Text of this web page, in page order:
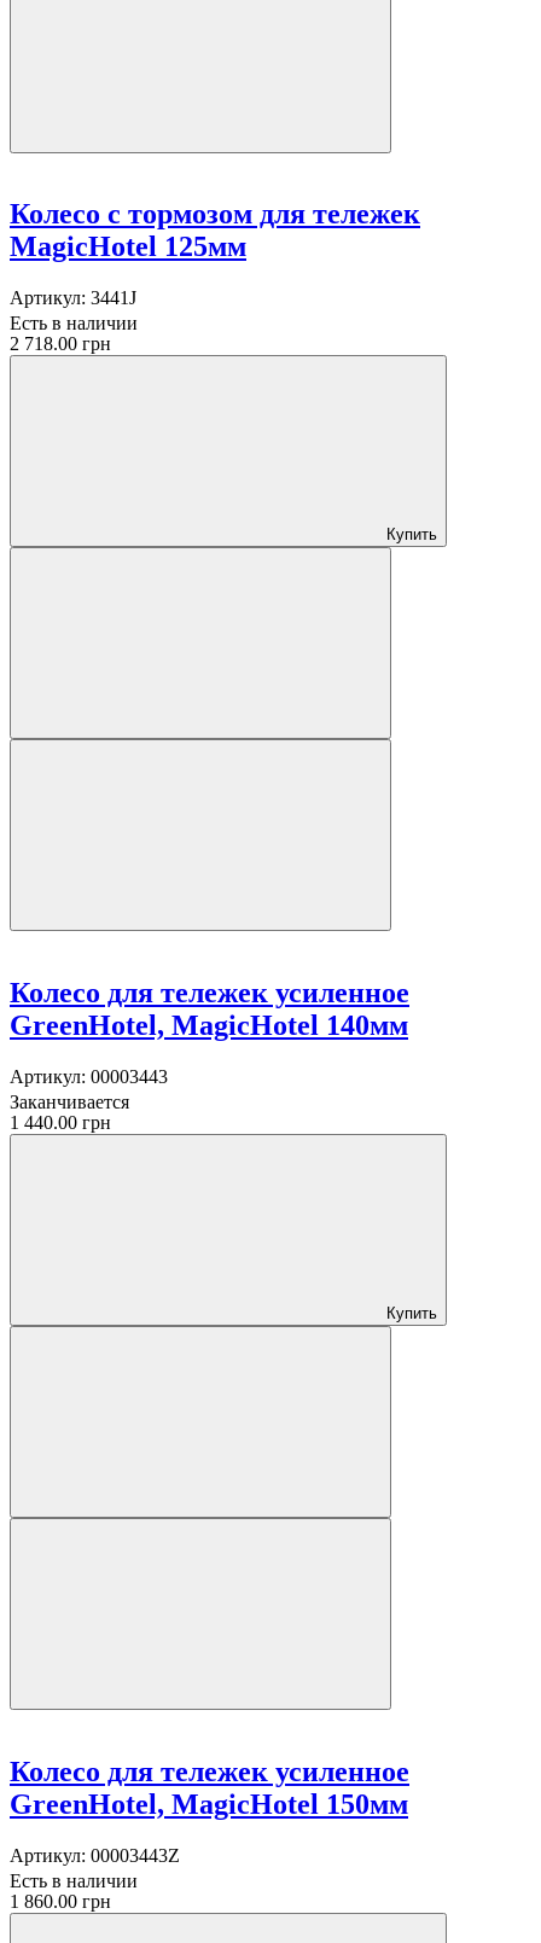
Колесо с тормозом для тележек
MagicHotel 125мм
Артикул: 3441J
Есть в наличии
2 718.00 грн
Купить
Колесо для тележек усиленное
GreenHotel, MagicHotel 140мм
Артикул: 00003443
Заканчивается
1 440.00 грн
Купить
Колесо для тележек усиленное
GreenHotel, MagicHotel 150мм
Артикул: 00003443Z
Есть в наличии
1 860.00 грн